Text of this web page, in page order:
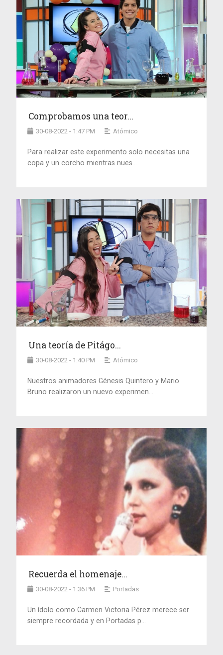
Comprobamos una teor...
30-08-2022 - 1:47 PM Atómico
Para realizar este experimento solo necesitas una
copa y un corcho mientras nues...
Una teoría de Pitágo...
30-08-2022 - 1:40 PM Atómico
Nuestros animadores Génesis Quintero y Mario
Bruno realizaron un nuevo experimen...
Recuerda el homenaje...
30-08-2022 - 1:36 PM Portadas
Un ídolo como Carmen Victoria Pérez merece ser
siempre recordada y en Portadas p...